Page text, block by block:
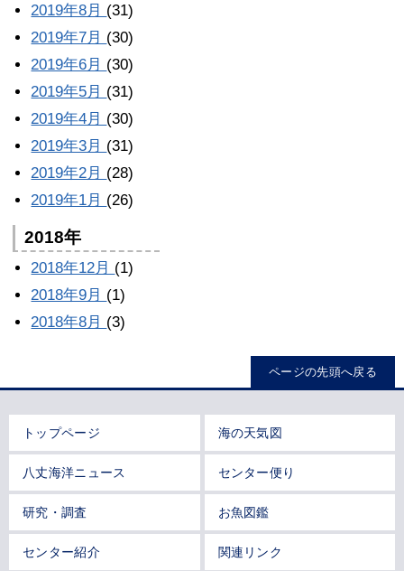
2019年8月 (31)
2019年7月 (30)
2019年6月 (30)
2019年5月 (31)
2019年4月 (30)
2019年3月 (31)
2019年2月 (28)
2019年1月 (26)
2018年
2018年12月 (1)
2018年9月 (1)
2018年8月 (3)
ページの先頭へ戻る
トップページ 海の天気図
八丈海洋ニュース センター便り
研究・調査 お魚図鑑
センター紹介 関連リンク